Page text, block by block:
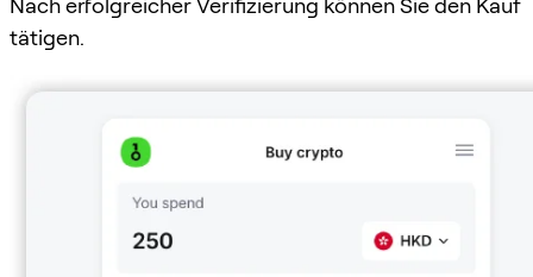
Nach erfolgreicher Verifizierung können Sie den Kauf
tätigen.